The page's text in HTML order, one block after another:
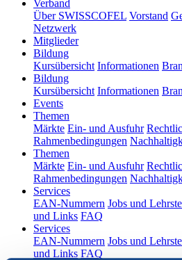
Verband
Über SWISSCOFEL Vorstand
Netzwerk
Mitglieder(current)
Bildung(current)
Kursübersicht Informationen
Bildung(current)
Kursübersicht Informationen
Events(current)
Themen
Märkte Ein- und Ausfuhr
Rahmenbedingungen
Themen
Märkte Ein- und Ausfuhr
Rahmenbedingungen
Services(current)
EAN-Nummern Jobs und
und Links FAQ
Services(current)
EAN-Nummern Jobs und
und Links FAQ